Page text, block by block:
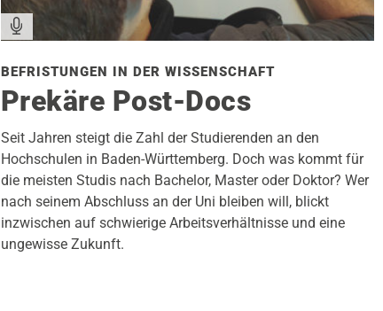
BEFRISTUNGEN IN DER WISSENSCHAFT
Prekäre Post-Docs
Seit Jahren steigt die Zahl der Studierenden an den
Hochschulen in Baden-Württemberg. Doch was kommt für
die meisten Studis nach Bachelor, Master oder Doktor? Wer
nach seinem Abschluss an der Uni bleiben will, blickt
inzwischen auf schwierige Arbeitsverhältnisse und eine
ungewisse Zukunft.